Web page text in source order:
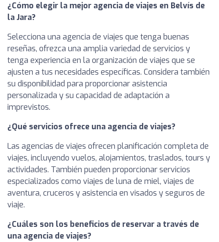
¿Cómo elegir la mejor agencia de viajes en Belvís de
la Jara?
Selecciona una agencia de viajes que tenga buenas
reseñas, ofrezca una amplia variedad de servicios y
tenga experiencia en la organización de viajes que se
ajusten a tus necesidades específicas. Considera también
su disponibilidad para proporcionar asistencia
personalizada y su capacidad de adaptación a
imprevistos.
¿Qué servicios ofrece una agencia de viajes?
Las agencias de viajes ofrecen planificación completa de
viajes, incluyendo vuelos, alojamientos, traslados, tours y
actividades. También pueden proporcionar servicios
especializados como viajes de luna de miel, viajes de
aventura, cruceros y asistencia en visados y seguros de
viaje.
¿Cuáles son los beneficios de reservar a través de
una agencia de viajes?